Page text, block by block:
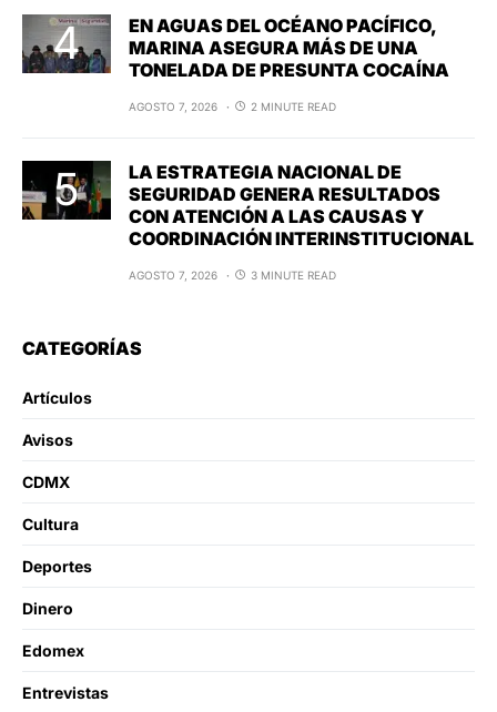
EN AGUAS DEL OCÉANO PACÍFICO,
MARINA ASEGURA MÁS DE UNA
TONELADA DE PRESUNTA COCAÍNA
AGOSTO 7, 2026 2 MINUTE READ
LA ESTRATEGIA NACIONAL DE
SEGURIDAD GENERA RESULTADOS
CON ATENCIÓN A LAS CAUSAS Y
COORDINACIÓN INTERINSTITUCIONAL
AGOSTO 7, 2026 3 MINUTE READ
CATEGORÍAS
Artículos
Avisos
CDMX
Cultura
Deportes
Dinero
Edomex
Entrevistas